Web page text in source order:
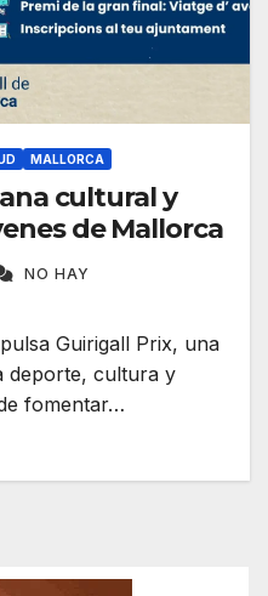
MALLORCA
cultural y
de Mallorca
NO HAY
Guirigall Prix, una
deporte, cultura y
fomentar…